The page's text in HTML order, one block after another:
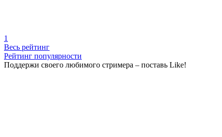
1
Весь рейтинг
Рейтинг популярности
Поддержи своего любимого стримера – поставь Like!